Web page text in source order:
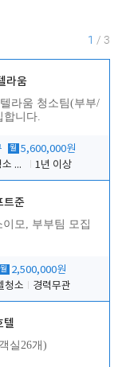
1 / 3
라움
라움 청소팀(부부/
합니다.
월 5,600,000원
전반적인 청소 업무(객실청소.객실정리)
1년 이상
트준
모, 부부팀 모집
월 2,500,000원
청소
경력무관
텔
실26개)